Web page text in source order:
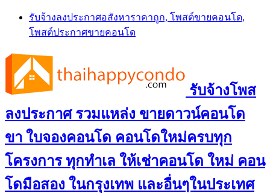
Skip
content
รับจ้างลงประกาศอสังหาราคาถูก, โพสต์ขายคอนโด,
โพสต์ประกาศขายคอนโด
รับจ้างโพส
ลงประกาศ รวมแหล่ง ขายดาวน์คอนโด
ขา ใบจองคอนโด คอนโดใหม่ครบทุก
โครงการ ทุกทำเล ให้เช่าคอนโด ใหม่ คอน
โดมือสอง ในกรุงเทพ และอื่นๆในประเทศ